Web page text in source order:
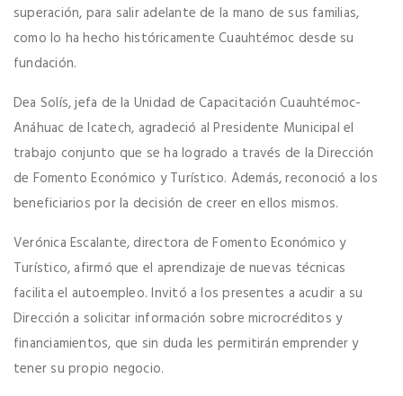
superación, para salir adelante de la mano de sus familias,
como lo ha hecho históricamente Cuauhtémoc desde su
fundación.
Dea Solís, jefa de la Unidad de Capacitación Cuauhtémoc-
Anáhuac de Icatech, agradeció al Presidente Municipal el
trabajo conjunto que se ha logrado a través de la Dirección
de Fomento Económico y Turístico. Además, reconoció a los
beneficiarios por la decisión de creer en ellos mismos.
Verónica Escalante, directora de Fomento Económico y
Turístico, afirmó que el aprendizaje de nuevas técnicas
facilita el autoempleo. Invitó a los presentes a acudir a su
Dirección a solicitar información sobre microcréditos y
financiamientos, que sin duda les permitirán emprender y
tener su propio negocio.